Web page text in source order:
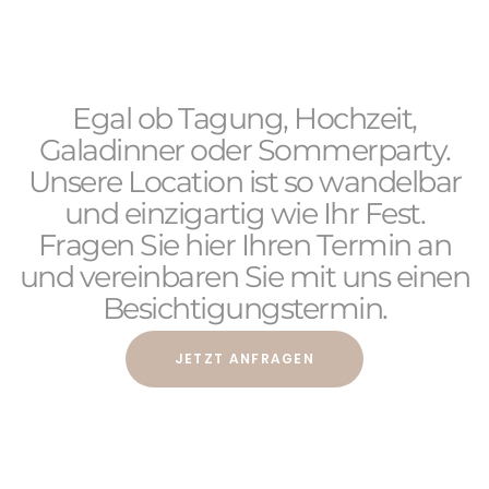
Egal ob Tagung, Hochzeit,
Galadinner oder Sommerparty.
Unsere Location ist so wandelbar
und einzigartig wie Ihr Fest.
Fragen Sie hier Ihren Termin an
und vereinbaren Sie mit uns einen
Besichtigungstermin.
JETZT ANFRAGEN